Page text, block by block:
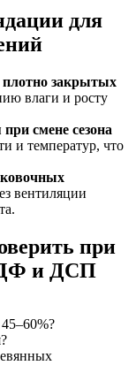
для
плотно закрытых
влаги и росту
смене сезона
и температур, что
вентиляции
при
и ДСП